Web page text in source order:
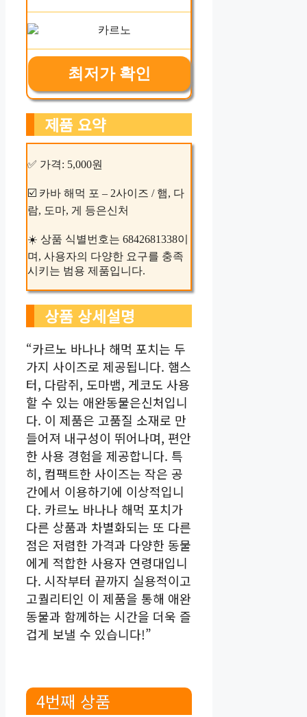
최저가 확인
제품 요약
✅ 가격: 5,000원
☑️ 카바 해먹 포 – 2사이즈 / 햄, 다
람, 도마, 게 등은신처
☀️ 상품 식별번호는 6842681338이
며, 사용자의 다양한 요구를 충족
시키는 범용 제품입니다.
상품 상세설명
“카르노 바나나 해먹 포치는 두
가지 사이즈로 제공됩니다. 햄스
터, 다람쥐, 도마뱀, 게코도 사용
할 수 있는 애완동물은신처입니
다. 이 제품은 고품질 소재로 만
들어져 내구성이 뛰어나며, 편안
한 사용 경험을 제공합니다. 특
히, 컴팩트한 사이즈는 작은 공
간에서 이용하기에 이상적입니
다. 카르노 바나나 해먹 포치가
다른 상품과 차별화되는 또 다른
점은 저렴한 가격과 다양한 동물
에게 적합한 사용자 연령대입니
다. 시작부터 끝까지 실용적이고
고퀄리티인 이 제품을 통해 애완
동물과 함께하는 시간을 더욱 즐
겁게 보낼 수 있습니다!”
4번째 상품